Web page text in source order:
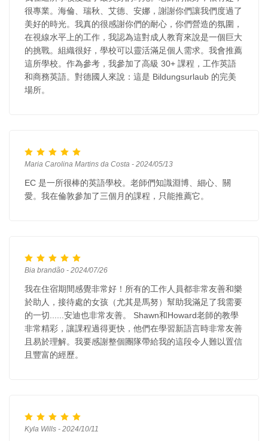
很專業。海倫、瑞秋、艾德、安娜，謝謝你們讓我們度過了
美好的時光。我真的很感謝你們的耐心，你們營造的氛圍，
在視線水平上的工作，我認為這對成人教育來說是一個巨大
的挑戰。組織很好，學校可以靈活滿足個人需求。我會推薦
這所學校。作為參考，我參加了高級 30+ 課程，工作英語
和商務英語。對德國人來說：這是 Bildungsurlaub 的完美
場所。
Maria Carolina Martins da Costa - 2024/05/13
EC 是一所很棒的英語學校。老師們知識淵博、細心、關
愛。我在倫敦參加了三個月的課程，只能推薦它。
Bia brandão - 2024/07/26
我在住宿期間感覺非常好！所有的工作人員都非常友善和樂
於助人，接待處的女孩（尤其是馬努）幫助我滿足了我需要
的一切......安迪也非常友善。 Shawn和Howard老師的教學
非常精彩，讓課程過得更快，他們在學習新語言時非常友善
且易於理解。我要感謝整個團隊帶給我的這段令人難以置信
且豐富的經歷。
Kyla Wills - 2024/10/11